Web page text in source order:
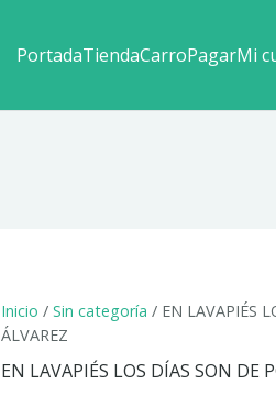
PortadaTiendaCarroPagarMi
Inicio / Sin categoría / EN LAVAPIÉS
ÁLVAREZ
EN LAVAPIÉS LOS DÍAS SON DE